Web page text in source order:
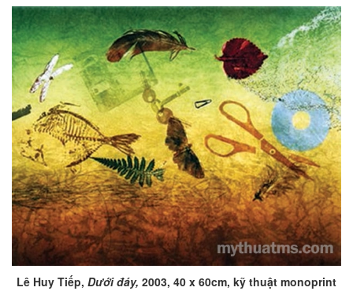
Lê Huy Tiếp, Dưới đáy, 2003, 40 x 60cm, kỹ thuật monoprint